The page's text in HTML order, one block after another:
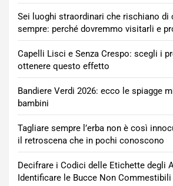
Sei luoghi straordinari che rischiano di
sempre: perché dovremmo visitarli e
Capelli Lisci e Senza Crespo: scegli i
ottenere questo effetto
Bandiere Verdi 2026: ecco le spiagge
bambini
Tagliare sempre l’erba non è così
il retroscena che in pochi conoscono
Decifrare i Codici delle Etichette degli
Identificare le Bucce Non Commestibili